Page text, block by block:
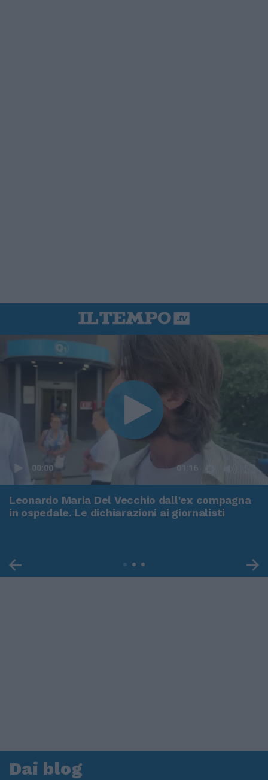
00:00 01:16
Leonardo Maria Del Vecchio dall'ex compagna
in ospedale. Le dichiarazioni ai giornalisti
Dai blog